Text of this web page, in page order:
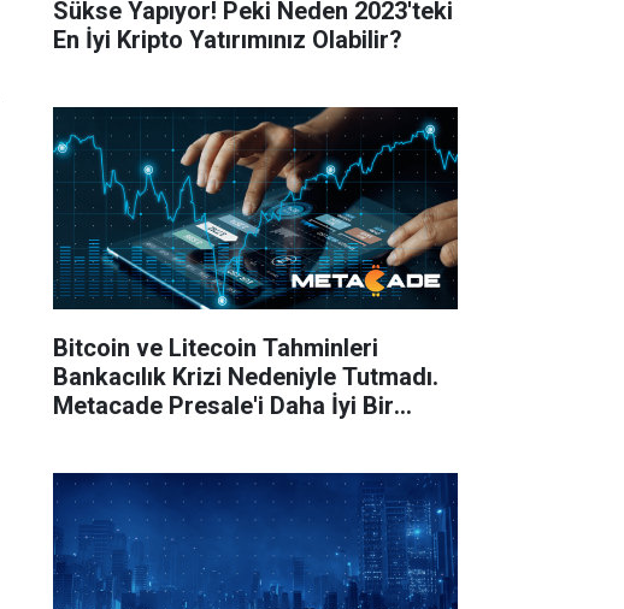
Sükse Yapıyor! Peki Neden 2023'teki
En İyi Kripto Yatırımınız Olabilir?
Bitcoin ve Litecoin Tahminleri
Bankacılık Krizi Nedeniyle Tutmadı.
Metacade Presale'i Daha İyi Bir